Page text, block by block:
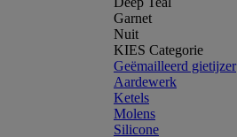
Garnet
Nuit
KIES Categorie
Geëmailleerd gietijzer
Aardewerk
Ketels
Molens
Silicone